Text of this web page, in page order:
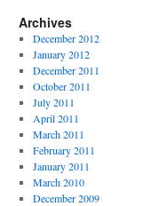
Archives
December 2012
January 2012
December 2011
October 2011
July 2011
April 2011
March 2011
February 2011
January 2011
March 2010
December 2009